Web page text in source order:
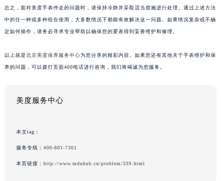
总之，面对美度手表停走的问题时，请保持冷静并采取适当措施进行处理。通过上述方法
中的任一种或多种组合使用，大多数情况下都能有效解决这一问题。如果情况复杂或不确
定如何操作，请务必寻求专业帮助以确保您的爱表得到妥善维护和修理。
以上就是北京美度保养服务中心为您分享的精彩内容。如果您还有其他关于手表维护和保
养的问题，可以拨打页面400电话进行咨询，我们将竭诚为您服务。
美度服务中心
本文tag：
服务专线： 400-801-7361
本页链接： http://www.mduhub.cn/problem/339.html